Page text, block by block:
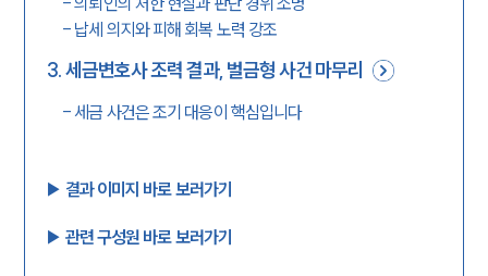
- 납세 의지와 피해 회복 노력 강조
3.세금변호사 조력 결과, 벌금형 사건 마무리
- 세금 사건은 조기 대응이 핵심입니다
▶︎ 결과 이미지 바로 보러가기
▶︎ 관련 구성원 바로 보러가기